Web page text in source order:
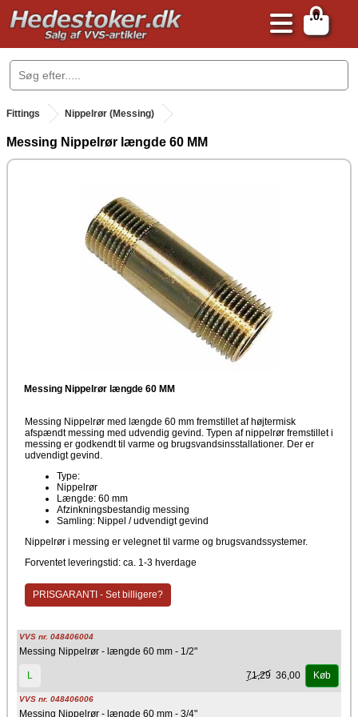
0
.
Fittings Nippelrør (Messing)
Messing Nippelrør længde 60 MM
Messing Nippelrør længde 60 MM
Messing Nippelrør med længde 60 mm fremstillet af højtermisk
afspændt messing med udvendig gevind. Typen af nippelrør fremstillet i
messing er godkendt til varme og brugsvandsinsstallationer. Der er
udvendigt gevind.
Type:
Nippelrør
Længde: 60 mm
Afzinkningsbestandig messing
Samling: Nippel / udvendigt gevind
Nippelrør i messing er velegnet til varme og brugsvandssystemer.
Forventet leveringstid: ca. 1-3 hverdage
PRISGARANTI - Set billigere?
VVS nr. 048406004
Messing Nippelrør - længde 60 mm - 1/2"
L 71,29 36,00 Køb
VVS nr. 048406006
Messing Nippelrør - længde 60 mm - 3/4"